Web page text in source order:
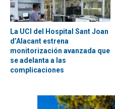
La UCI del Hospital Sant Joan
d’Alacant estrena
monitorización avanzada que
se adelanta a las
complicaciones